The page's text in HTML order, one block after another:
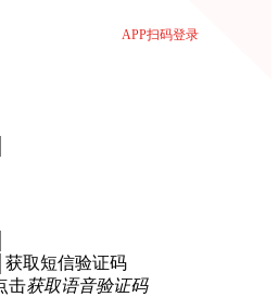
获取短信验证码
击获取语音验证码
APP扫码登录